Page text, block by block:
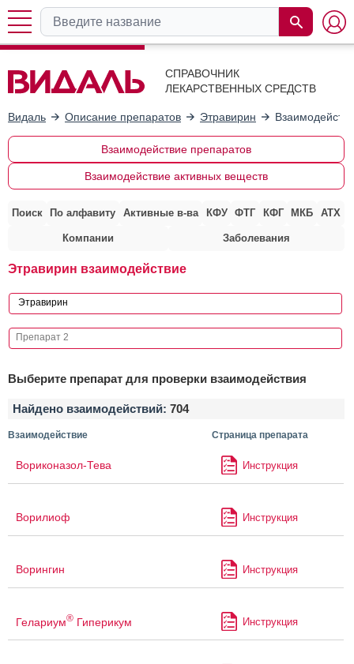
СПРАВОЧНИК
ЛЕКАРСТВЕННЫХ СРЕДСТВ
Видаль Описание препаратов Этравирин
Взаимодействие препаратов
Взаимодействие активных веществ
Поиск По алфавиту Активные в-ва КФУ ФТГ КФГ МКБ АТХ
Компании Заболевания
Этравирин взаимодействие
Выберите препарат для проверки взаимодействия
Найдено взаимодействий: 704
Взаимодействие Страница препарата
Вориконазол-Тева Инструкция
Ворилиоф Инструкция
Ворингин Инструкция
Гелариум® Гиперикум Инструкция